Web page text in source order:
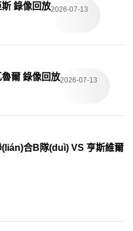
錄像回放2026-07-13
爾 錄像回放2026-07-13
合B隊(duì) VS 亨斯維爾